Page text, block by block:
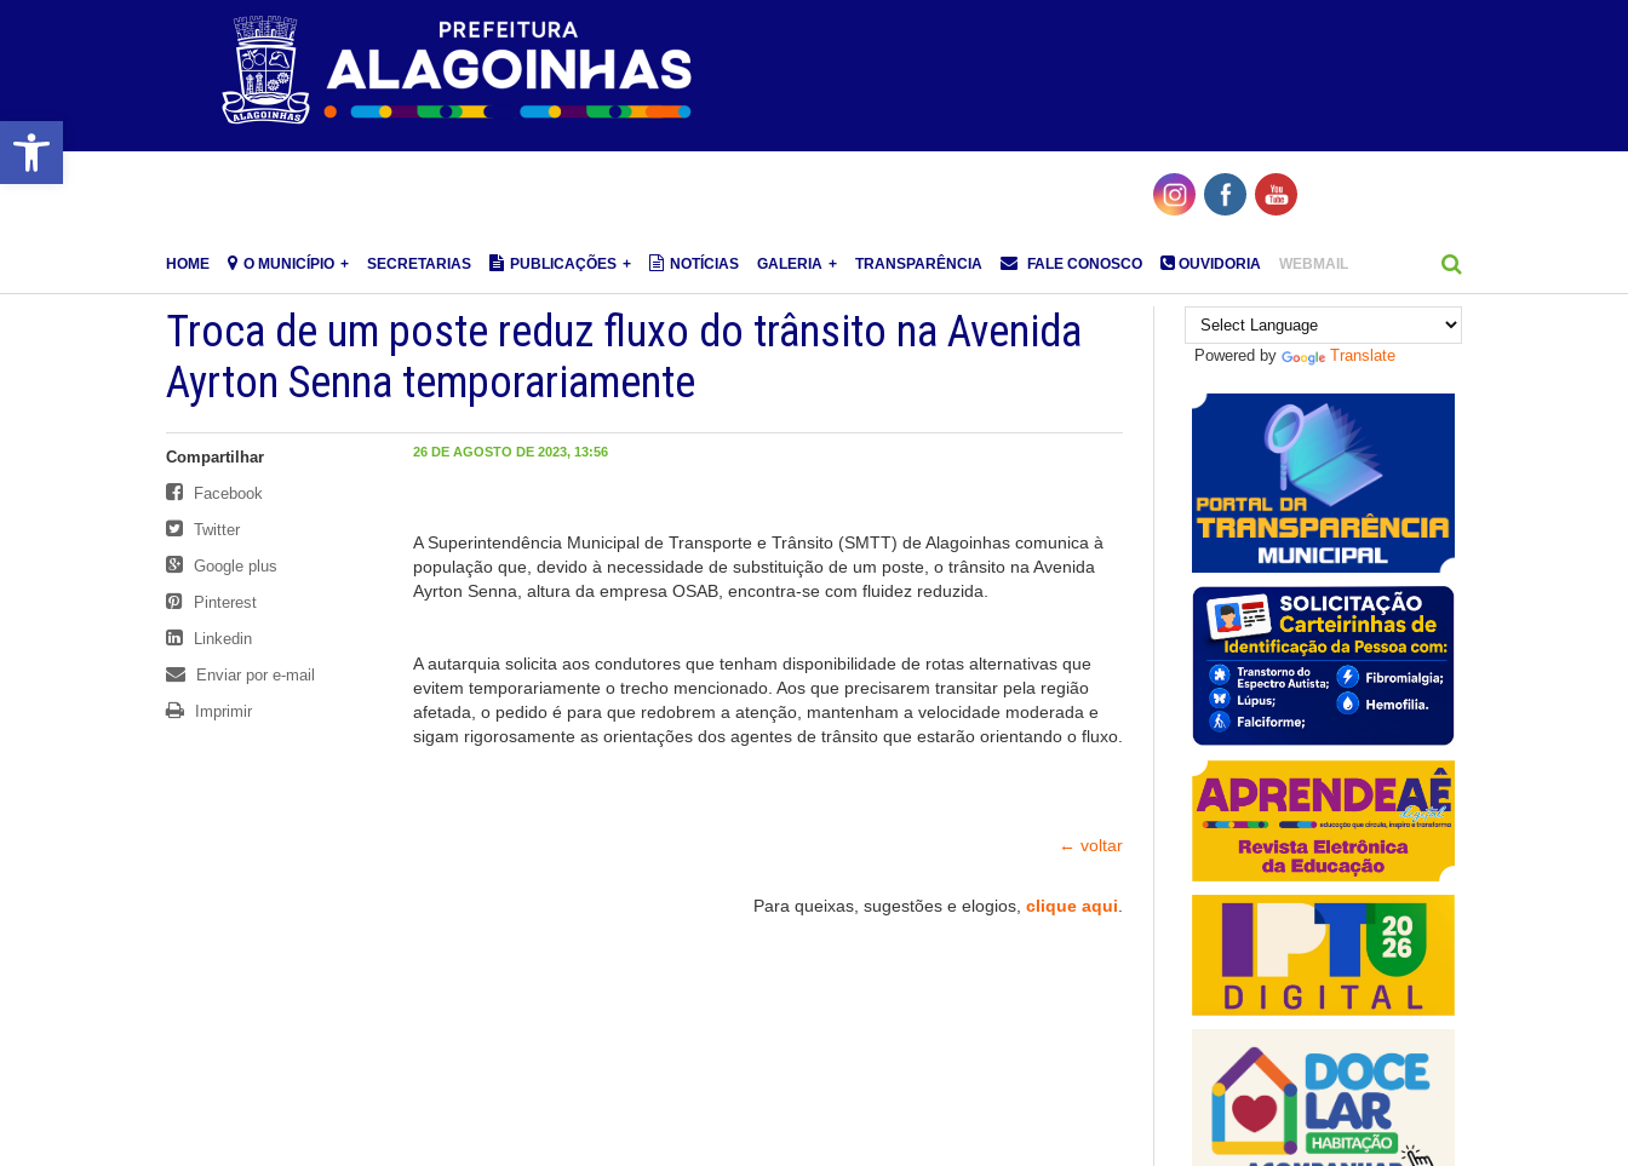
Barra de Ferramentas Aberta
HOME O MUNICÍPIO SECRETARIAS PUBLICAÇÕES NOTÍCIAS GALERIA TRANSPARÊNCIA FALE CONOSCO OUVIDORIA WEBMAIL
Troca de um poste reduz fluxo do trânsito na Avenida
Ayrton Senna temporariamente
26 DE AGOSTO DE 2023, 13:56
A Superintendência Municipal de Transporte e Trânsito (SMTT) de Alagoinhas comunica à
população que, devido à necessidade de substituição de um poste, o trânsito na Avenida
Ayrton Senna, altura da empresa OSAB, encontra-se com fluidez reduzida.
A autarquia solicita aos condutores que tenham disponibilidade de rotas alternativas que
evitem temporariamente o trecho mencionado. Aos que precisarem transitar pela região
afetada, o pedido é para que redobrem a atenção, mantenham a velocidade moderada e
sigam rigorosamente as orientações dos agentes de trânsito que estarão orientando o fluxo.
← voltar
Para queixas, sugestões e elogios, clique aqui.
Compartilhar
Facebook
Twitter
Google plus
Pinterest
Linkedin
Enviar por e-mail
Imprimir
Powered by Translate